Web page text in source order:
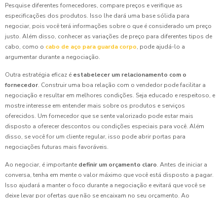
Pesquise diferentes fornecedores, compare preços e verifique as
especificações dos produtos. Isso lhe dará uma base sólida para
negociar, pois você terá informações sobre o que é considerado um preço
justo. Além disso, conhecer as variações de preço para diferentes tipos de
cabo, como o cabo de aço para guarda corpo, pode ajudá-lo a
argumentar durante a negociação.
Outra estratégia eficaz é estabelecer um relacionamento com o
fornecedor. Construir uma boa relação com o vendedor pode facilitar a
negociação e resultar em melhores condições. Seja educado e respeitoso, e
mostre interesse em entender mais sobre os produtos e serviços
oferecidos. Um fornecedor que se sente valorizado pode estar mais
disposto a oferecer descontos ou condições especiais para você. Além
disso, se você for um cliente regular, isso pode abrir portas para
negociações futuras mais favoráveis.
Ao negociar, é importante definir um orçamento claro. Antes de iniciar a
conversa, tenha em mente o valor máximo que você está disposto a pagar.
Isso ajudará a manter o foco durante a negociação e evitará que você se
deixe levar por ofertas que não se encaixam no seu orçamento. Ao